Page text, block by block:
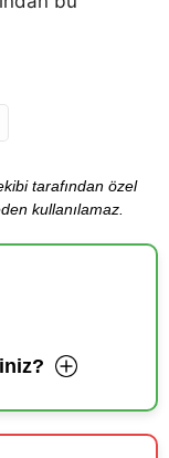
tarafından özel
kullanılamaz.